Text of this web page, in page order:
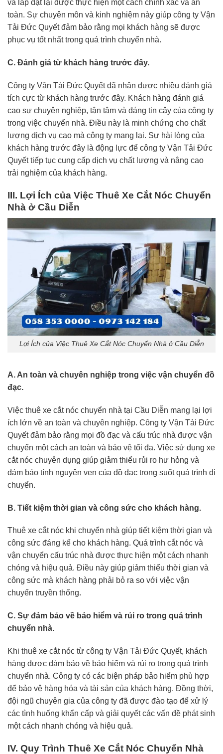
và lắp đặt lại được thực hiện một cách chính xác và an
toàn. Sự chuyên môn và kinh nghiệm này giúp công ty Vận
Tải Đức Quyết đảm bảo rằng mọi khách hàng sẽ được
phục vụ tốt nhất trong quá trình chuyển nhà.
C. Đánh giá từ khách hàng trước đây.
Công ty Vận Tải Đức Quyết đã nhận được nhiều đánh giá
tích cực từ khách hàng trước đây. Khách hàng đánh giá
cao sự chuyên nghiệp, tận tâm và đáng tin cậy của công ty
trong việc chuyển nhà. Điều này là minh chứng cho chất
lượng dịch vụ cao mà công ty mang lại. Sự hài lòng của
khách hàng trước đây là động lực để công ty Vận Tải Đức
Quyết tiếp tục cung cấp dịch vụ chất lượng và nâng cao
trải nghiệm của khách hàng.
III. Lợi Ích của Việc Thuê Xe Cắt Nóc Chuyển
Nhà ở Cầu Diễn
Lợi Ích của Việc Thuê Xe Cắt Nóc Chuyển Nhà ở Cầu Diễn
A. An toàn và chuyên nghiệp trong việc vận chuyển đồ
đạc.
Việc thuê xe cắt nóc chuyển nhà tại Cầu Diễn mang lại lợi
ích lớn về an toàn và chuyên nghiệp. Công ty Vận Tải Đức
Quyết đảm bảo rằng mọi đồ đạc và cấu trúc nhà được vận
chuyển một cách an toàn và bảo vệ tối đa. Việc sử dụng xe
cắt nóc chuyên dụng giúp giảm thiểu rủi ro hư hỏng và
đảm bảo tính nguyên vẹn của đồ đạc trong suốt quá trình di
chuyển.
B. Tiết kiệm thời gian và công sức cho khách hàng.
Thuê xe cắt nóc khi chuyển nhà giúp tiết kiệm thời gian và
công sức đáng kể cho khách hàng. Quá trình cắt nóc và
vận chuyển cấu trúc nhà được thực hiện một cách nhanh
chóng và hiệu quả. Điều này giúp giảm thiểu thời gian và
công sức mà khách hàng phải bỏ ra so với việc vận
chuyển truyền thống.
C. Sự đảm bảo về bảo hiểm và rủi ro trong quá trình
chuyển nhà.
Khi thuê xe cắt nóc từ công ty Vận Tải Đức Quyết, khách
hàng được đảm bảo về bảo hiểm và rủi ro trong quá trình
chuyển nhà. Công ty có các biện pháp bảo hiểm phù hợp
để bảo vệ hàng hóa và tài sản của khách hàng. Đồng thời,
đội ngũ chuyên gia của công ty đã được đào tạo để xử lý
các tình huống khẩn cấp và giải quyết các vấn đề phát sinh
một cách nhanh chóng và hiệu quả.
IV. Quy Trình Thuê Xe Cắt Nóc Chuyển Nhà